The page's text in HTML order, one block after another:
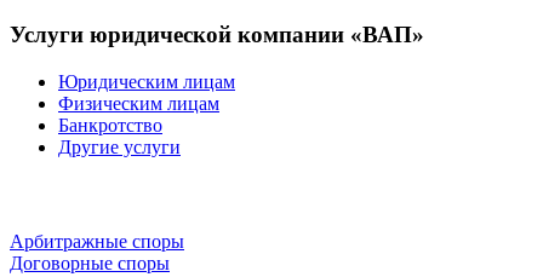
Услуги юридической компании «ВАП»
Юридическим лицам
Физическим лицам
Банкротство
Другие услуги
Арбитражные споры
Договорные споры